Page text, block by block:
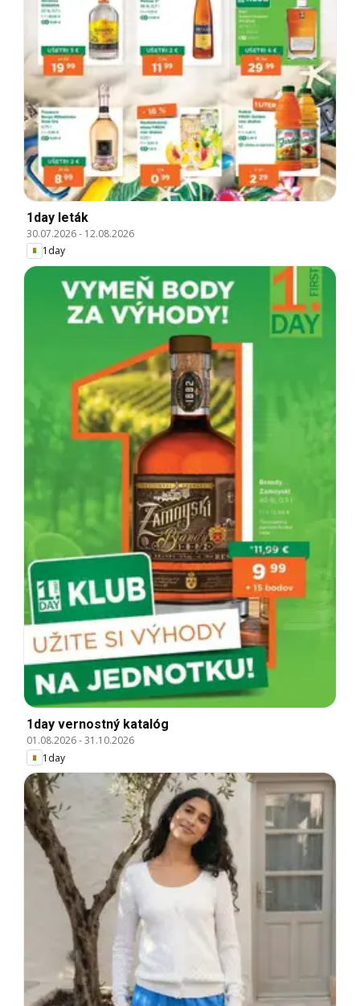
1day leták
30.07.2026- 12.08.2026
1day
1day vernostný katalóg
01.08.2026-31.10.2026
1day